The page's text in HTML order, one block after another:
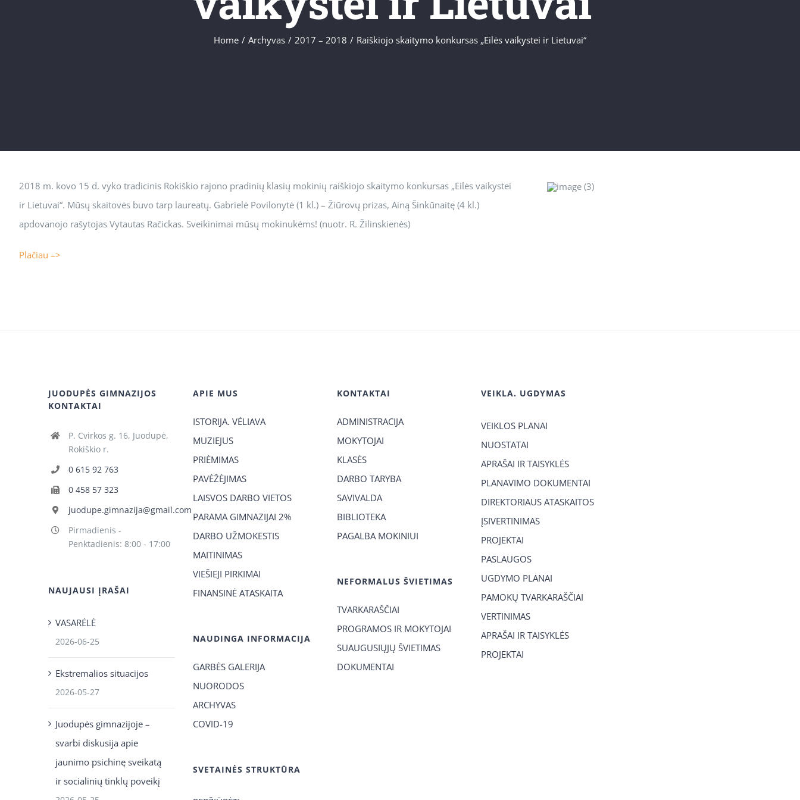
Home / Archyvas / 2017 – 2018 / Raiškiojo skaitymo konkursas „Eilės vaikystei ir Lietuvai“
2018 m. kovo 15 d. vyko tradicinis Rokiškio rajono pradinių klasių mokinių raiškiojo skaitymo konkursas „Eilės vaikystei
ir Lietuvai“. Mūsų skaitovės buvo tarp laureatų. Gabrielė Povilonytė (1 kl.) – Žiūrovų prizas, Ainą Šinkūnaitę (4 kl.)
apdovanojo rašytojas Vytautas Račickas. Sveikinimai mūsų mokinukėms! (nuotr. R. Žilinskienės)
Plačiau –>
JUODUPĖS GIMNAZIJOS
KONTAKTAI
P. Cvirkos g. 16, Juodupė,
Rokiškio r.
0 615 92 763
0 458 57 323
juodupe.gimnazija@gmail.com
Pirmadienis -
Penktadienis: 8:00 - 17:00
NAUJAUSI ĮRAŠAI
VASARĖLĖ
2026-06-25
Ekstremalios situacijos
2026-05-27
Juodupės gimnazijoje –
svarbi diskusija apie
jaunimo psichinę sveikatą
ir socialinių tinklų poveikį
APIE MUS
ISTORIJA. VĖLIAVA
MUZIEJUS
PRIĖMIMAS
PAVĖŽĖJIMAS
LAISVOS DARBO VIETOS
PARAMA GIMNAZIJAI 2%
DARBO UŽMOKESTIS
MAITINIMAS
VIEŠIEJI PIRKIMAI
FINANSINĖ ATASKAITA
NAUDINGA INFORMACIJA
GARBĖS GALERIJA
NUORODOS
ARCHYVAS
COVID-19
SVETAINĖS STRUKTŪRA
KONTAKTAI
ADMINISTRACIJA
MOKYTOJAI
KLASĖS
DARBO TARYBA
SAVIVALDA
BIBLIOTEKA
PAGALBA MOKINIUI
NEFORMALUS ŠVIETIMAS
TVARKARAŠČIAI
PROGRAMOS IR MOKYTOJAI
SUAUGUSIŲJŲ ŠVIETIMAS
DOKUMENTAI
VEIKLA. UGDYMAS
VEIKLOS PLANAI
NUOSTATAI
APRAŠAI IR TAISYKLĖS
PLANAVIMO DOKUMENTAI
DIREKTORIAUS ATASKAITOS
ĮSIVERTINIMAS
PROJEKTAI
PASLAUGOS
UGDYMO PLANAI
PAMOKŲ TVARKARAŠČIAI
VERTINIMAS
APRAŠAI IR TAISYKLĖS
PROJEKTAI